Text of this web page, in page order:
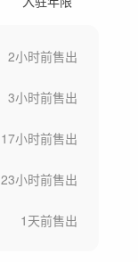
2小时前售出
3小时前售出
17小时前售出
23小时前售出
1天前售出